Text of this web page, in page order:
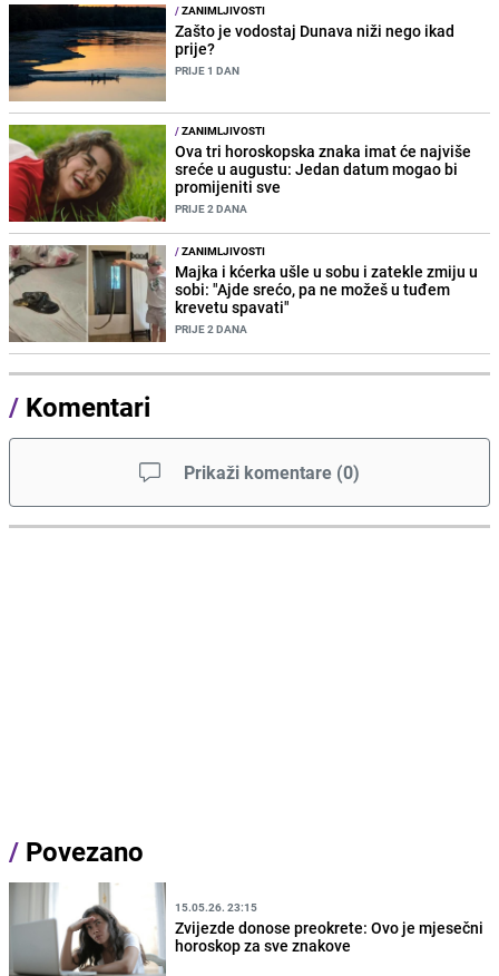
/ZANIMLJIVOSTI
Zašto je vodostaj Dunava niži nego ikad
prije?
PRIJE 1 DAN
/ZANIMLJIVOSTI
Ova tri horoskopska znaka imat će najviše
sreće u augustu: Jedan datum mogao bi
promijeniti sve
PRIJE 2 DANA
/ZANIMLJIVOSTI
Majka i kćerka ušle u sobu i zatekle zmiju u
sobi: "Ajde srećo, pa ne možeš u tuđem
krevetu spavati"
PRIJE 2 DANA
/ Komentari
Prikaži komentare (0)
/ Povezano
15.05.26. 23:15
Zvijezde donose preokrete: Ovo je mjesečni
horoskop za sve znakove